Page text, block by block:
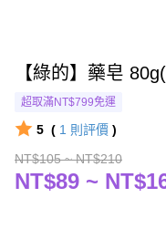
【綠的】藥皂
超取滿NT$799免運
5 ( 1 則評價 )
NT$105 ~ NT$210
NT$89 ~